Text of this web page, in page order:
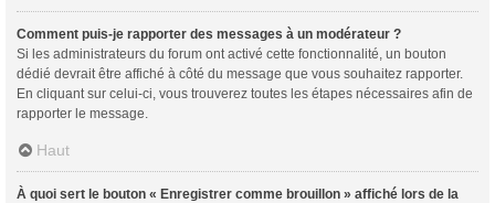
Comment puis-je rapporter des messages à un modérateur ?
Si les administrateurs du forum ont activé cette fonctionnalité, un bouton
dédié devrait être affiché à côté du message que vous souhaitez rapporter.
En cliquant sur celui-ci, vous trouverez toutes les étapes nécessaires afin de
rapporter le message.
Haut
À quoi sert le bouton « Enregistrer comme brouillon » affiché lors de la